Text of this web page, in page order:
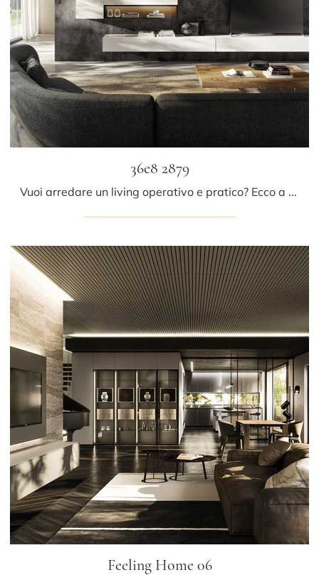
36e8 2879
Vuoi arredare un living operativo e pratico? Ecco a te la parete attrezzata 36e8 2879 Lago dalle linee decise moderne.
Feeling Home 06